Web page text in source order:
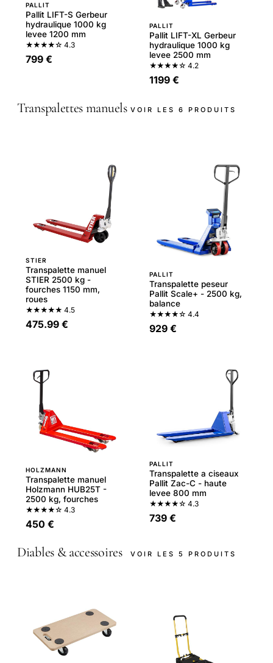
PALLIT
Pallit LIFT-S Gerbeur
hydraulique 1000 kg
levee 1200 mm
★★★★☆ 4.3
799 €
PALLIT
Pallit LIFT-XL Gerbeur
hydraulique 1000 kg
levee 2500 mm
★★★★☆ 4.2
1199 €
Transpalettes manuels VOIR LES 6 PRODUITS
STIER
Transpalette manuel
STIER 2500 kg -
fourches 1150 mm,
roues
★★★★★ 4.5
475.99 €
PALLIT
Transpalette peseur
Pallit Scale+ - 2500 kg,
balance
★★★★☆ 4.4
929 €
HOLZMANN
Transpalette manuel
Holzmann HUB25T -
2500 kg, fourches
★★★★☆ 4.3
450 €
PALLIT
Transpalette a ciseaux
Pallit Zac-C - haute
levee 800 mm
★★★★☆ 4.3
739 €
Diables & accessoires VOIR LES 5 PRODUITS